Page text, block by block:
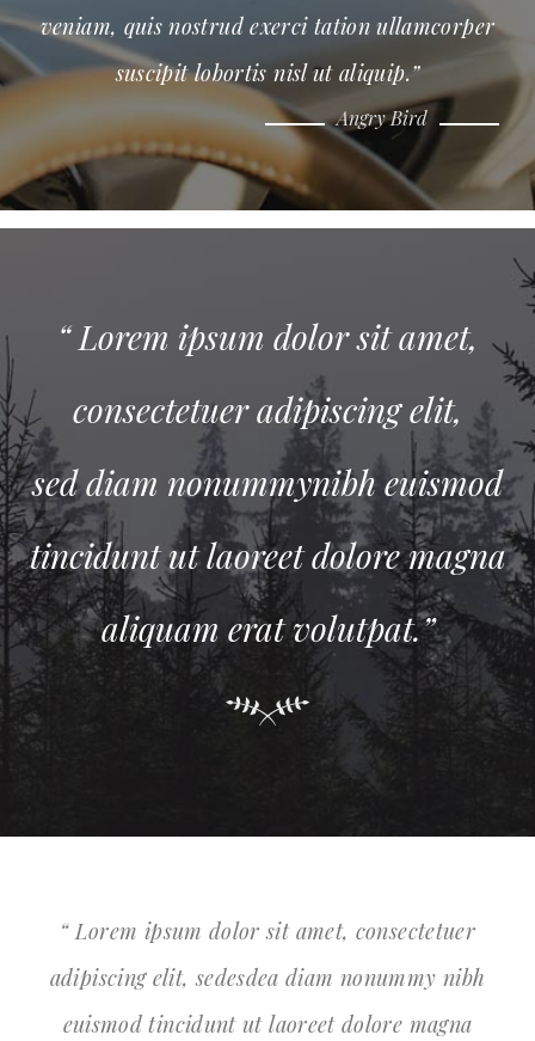
veniam, quis nostrud exerci tation ullamcorper
suscipit lobortis nisl ut aliquip.”
Angry Bird
“ Lorem ipsum dolor sit amet,
consectetuer adipiscing elit,
sed diam nonummynibh euismod
tincidunt ut laoreet dolore magna
aliquam erat volutpat.”
“ Lorem ipsum dolor sit amet, consectetuer
adipiscing elit, sedesdea diam nonummy nibh
euismod tincidunt ut laoreet dolore magna